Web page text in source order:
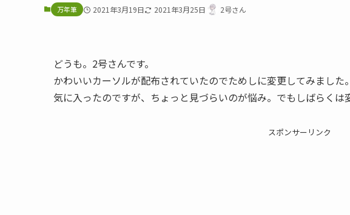
万年筆 2021年3月19日 2021年3月25日 2号さん
どうも。2号さんです。
かわいいカーソルが配布されていたのでためしに変更してみまし
気に入ったのですが、ちょっと見づらいのが悩み。でもしばらくは
スポンサーリンク